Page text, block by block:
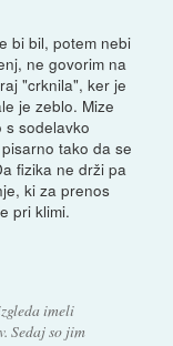
bi bil, potem nebi
ne govorim na
"crknila", ker je
je zeblo. Mize
s sodelavko
tako da se
fizika ne drži pa
ki za prenos
pri klimi.
imeli
Sedaj so jim